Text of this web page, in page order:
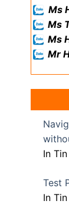
Ms
Ms
Ms
Mr
In
Test
In
Add to
wishlist
KHIẾT ẤN ĐỘ